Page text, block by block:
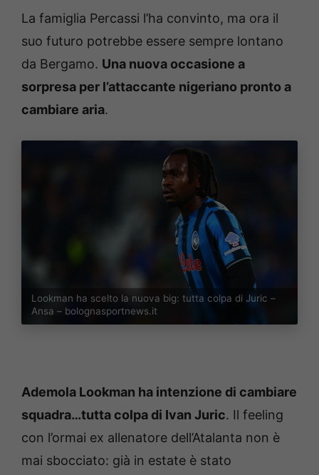
La famiglia Percassi l’ha convinto, ma ora il
suo futuro potrebbe essere sempre lontano
da Bergamo. Una nuova occasione a
sorpresa per l’attaccante nigeriano pronto a
cambiare aria.
Lookman ha scelto la nuova big: tutta colpa di Juric –
Ansa – bolognasportnews.it
Ademola Lookman ha intenzione di cambiare
squadra…tutta colpa di Ivan Juric. Il feeling
con l’ormai ex allenatore dell’Atalanta non è
mai sbocciato: già in estate è stato